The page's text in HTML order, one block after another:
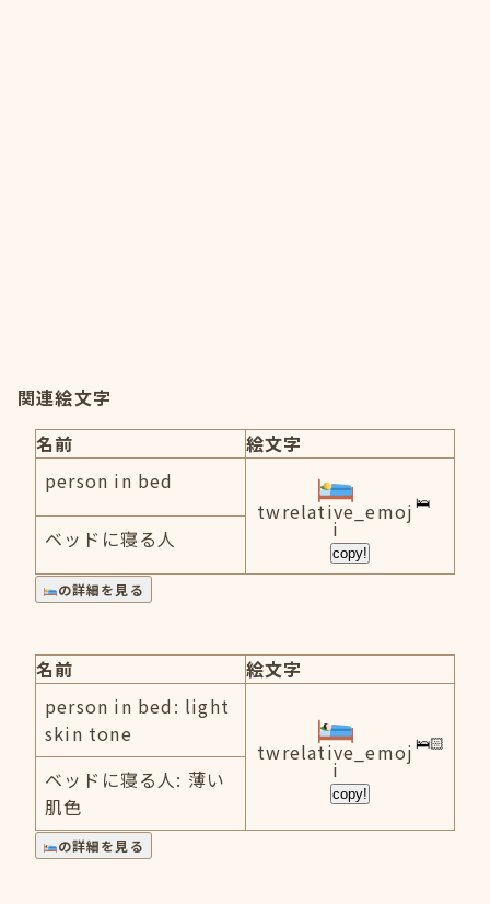
関連絵文字
名前
絵文字
person in bed
twrelative_emoj
i
copy!
ベッドに寝る人
の詳細を見る
名前
絵文字
person in bed: light
skin tone
twrelative_emoj
i
copy!
ベッドに寝る人: 薄い
肌色
の詳細を見る